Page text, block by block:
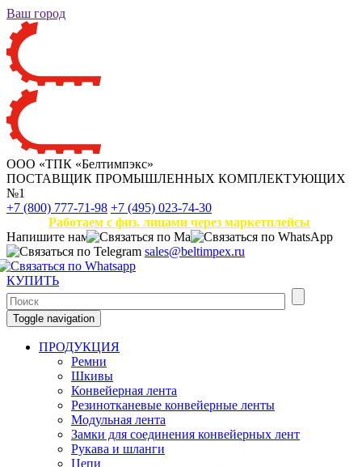
Ваш город
ООО «ТПК «Белтимпэкс»
ПОСТАВЩИК ПРОМЫШЛЕННЫХ КОМПЛЕКТУЮЩИХ
№1
+7 (800) 777-71-98 +7 (495) 023-74-30
Работаем с физ. лицами через маркетплейсы
Напишите нам
sales@beltimpex.ru
КУПИТЬ
Toggle navigation
ПРОДУКЦИЯ
Ремни
Шкивы
Конвейерная лента
Резинотканевые конвейерные ленты
Модульная лента
Замки для соединения конвейерных лент
Рукава и шланги
Цепи